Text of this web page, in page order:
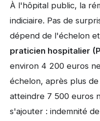
À l'hôpital public, la
indiciaire. Pas de
dépend de l'échelon
praticien hospitalier
environ 4 200 euros
échelon, après plus
atteindre 7 500 euros
s'ajouter : indemnité